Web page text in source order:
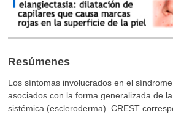
Resúmenes
Los síntomas involucrados en el
asociados con la forma generalizada de
sistémica (escleroderma). CREST